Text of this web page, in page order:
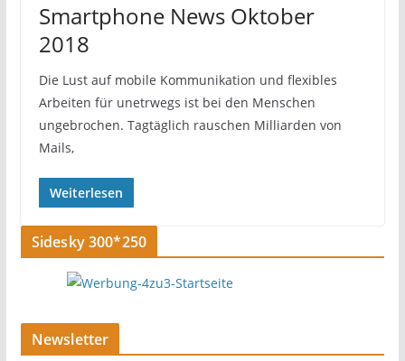
Smartphone News Oktober
2018
Die Lust auf mobile Kommunikation und flexibles
Arbeiten für unetrwegs ist bei den Menschen
ungebrochen. Tagtäglich rauschen Milliarden von
Mails,
Weiterlesen
Sidesky 300*250
Newsletter